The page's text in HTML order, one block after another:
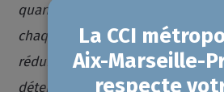
quantitatives, nous organisons
chaque étude des focus
réduit d’acteurs. Car l’exercice
déterminer les enjeux